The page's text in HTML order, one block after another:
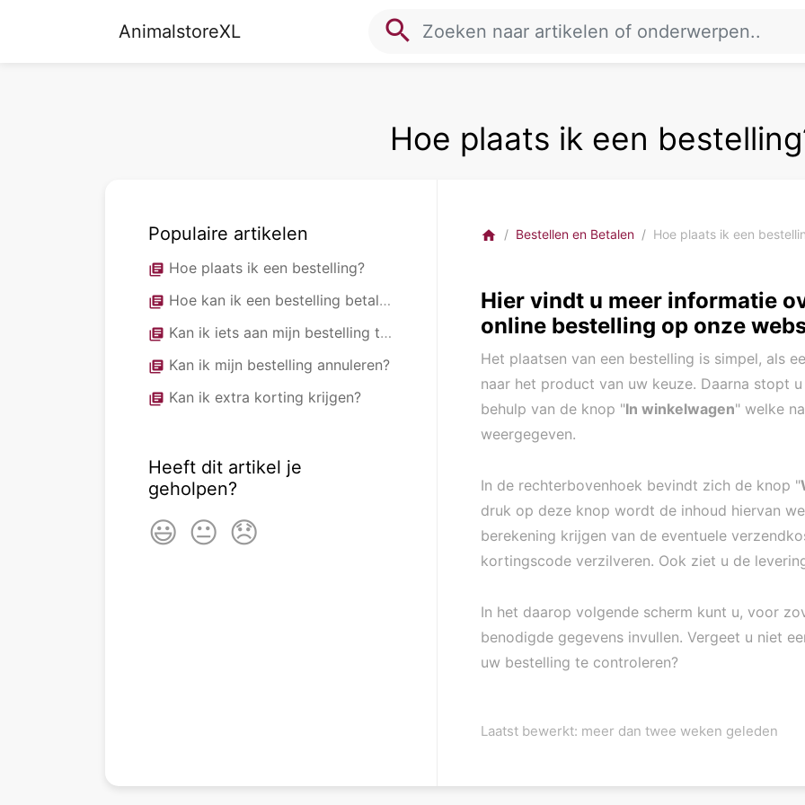
AnimalstoreXL search
Hoe plaats ik een
Populaire artikelen
library_books Hoe plaats ik een bestelling?
library_books Hoe kan ik een bestelling betalen?
library_books Kan ik iets aan mijn bestelling toevoegen?
library_books Kan ik mijn bestelling annuleren?
library_books Kan ik extra korting krijgen?
Heeft dit artikel je
geholpen?
😃 😐 😞
home Bestellen en Betalen Hoe plaats ik een
Hier vindt u meer informatie
online bestelling op onze
Het plaatsen van een bestelling is simpel, als
naar het product van uw keuze. Daarna stopt
behulp van de knop "In winkelwagen" welke
weergegeven.
In de rechterbovenhoek bevindt zich de knop "
druk op deze knop wordt de inhoud hiervan
berekening krijgen van de eventuele
kortingscode verzilveren. Ook ziet u de
In het daarop volgende scherm kunt u, voor
benodigde gegevens invullen. Vergeet u niet
uw bestelling te controleren?
Laatst bewerkt: meer dan twee weken geleden